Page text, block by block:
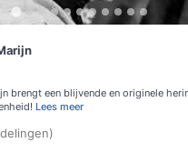
brengt een blijvende en originele
Lees meer